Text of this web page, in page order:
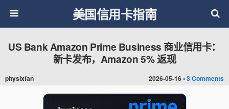
美国信用卡指南
2026-05-16 •3 Comments
US Bank Amazon Prime Business 商业信用卡：
新卡发布，Amazon 5% 返现
physixfan